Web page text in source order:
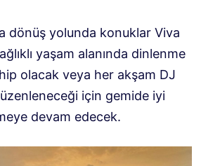
dönüş yolunda konuklar Viva
yaşam alanında dinlenme
olacak veya her akşam DJ
için gemide iyi
devam edecek.